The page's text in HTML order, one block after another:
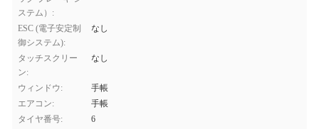
ステム）:
ESC (電子安定制
御システム):
なし
タッチスクリー
ン:
なし
ウィンドウ:
手帳
エアコン:
手帳
タイヤ番号:
6